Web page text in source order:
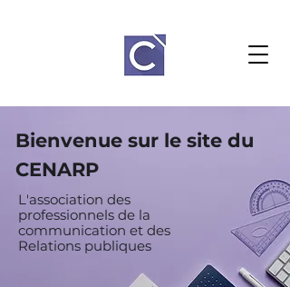
Bienvenue sur le site du
CENARP
L'association des
professionnels de la
communication et des
Relations publiques